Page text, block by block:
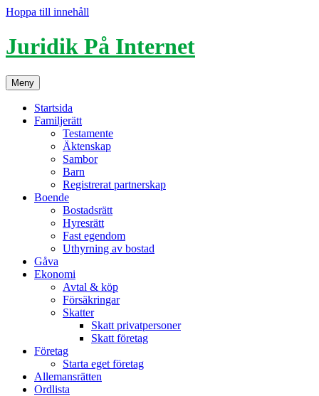
Hoppa till innehåll
Juridik På Internet
Meny
Startsida
Familjerätt
Testamente
Äktenskap
Sambor
Barn
Registrerat partnerskap
Boende
Bostadsrätt
Hyresrätt
Fast egendom
Uthyrning av bostad
Gåva
Ekonomi
Avtal & köp
Försäkringar
Skatter
Skatt privatpersoner
Skatt företag
Företag
Starta eget företag
Allemansrätten
Ordlista